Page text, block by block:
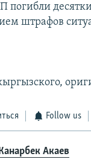
погибли
штрафов
Follow us
Акаев